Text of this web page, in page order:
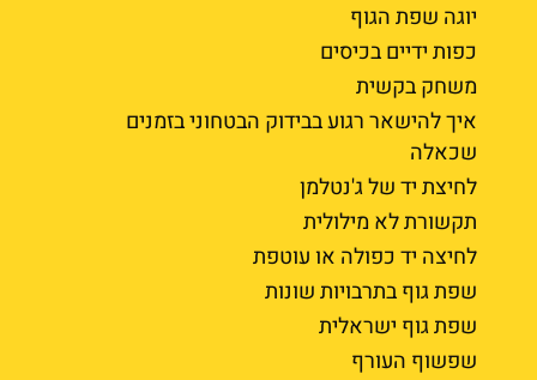
יוגה שפת הגוף
כפות ידיים בכיסים
משחק בקשית
איך להישאר רגוע בבידוק הבטחוני בזמנים
שכאלה
לחיצת יד של ג'נטלמן
תקשורת לא מילולית
לחיצה יד כפולה או עוטפת
שפת גוף בתרבויות שונות
שפת גוף ישראלית
שפשוף העורף